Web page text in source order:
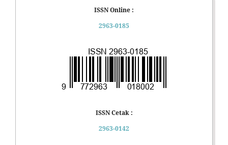
ISSN Online :
2963-0185
ISSN Cetak :
2963-0142